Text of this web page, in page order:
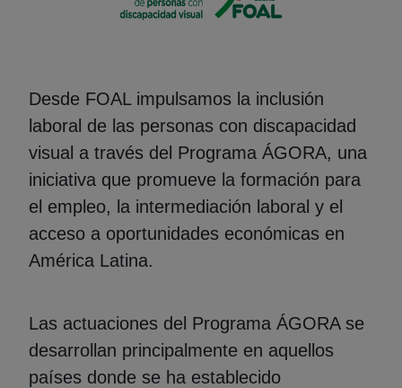
Desde FOAL impulsamos la inclusión
laboral de las personas con discapacidad
visual a través del Programa ÁGORA, una
iniciativa que promueve la formación para
el empleo, la intermediación laboral y el
acceso a oportunidades económicas en
América Latina.
Las actuaciones del Programa ÁGORA se
desarrollan principalmente en aquellos
países donde se ha establecido